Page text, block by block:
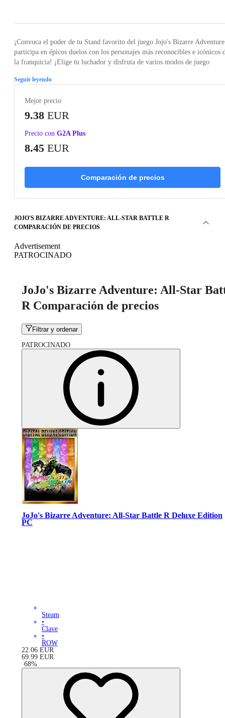
¡Convoca el poder de tu Stand favorito del juego Jojo's Bizarre
participa en épicos duelos con los personajes más reconocibles e icónicos
la franquicia! ¡Elige tu luchador y disfruta de varios modos de juego
Seguir leyendo
Mejor precio
9.38 EUR
Precio con G2A Plus
8.45 EUR
Comparación de precios
JOJO'S BIZARRE ADVENTURE: ALL-STAR BATTLE R
COMPARACIÓN DE PRECIOS
Advertisement
PATROCINADO
JoJo's Bizarre Adventure: All-Star
R Comparación de precios
Filtrar y ordenar
PATROCINADO
JoJo's Bizarre Adventure: All-Star Battle R Deluxe Edition
PC
Steam
•
Clave
•
ROW
22.06 EUR
69.99 EUR
-68%